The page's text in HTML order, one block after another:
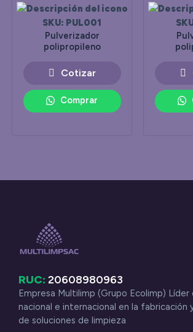
Comprar
SKU: PUL001
Pulverizador
polipropileno
Cotizar
RUC: 20608980963
Empresa Multilimp (Grupo Ecolimp)
nacional e internacional en la fabricación
de soluciones de limpieza